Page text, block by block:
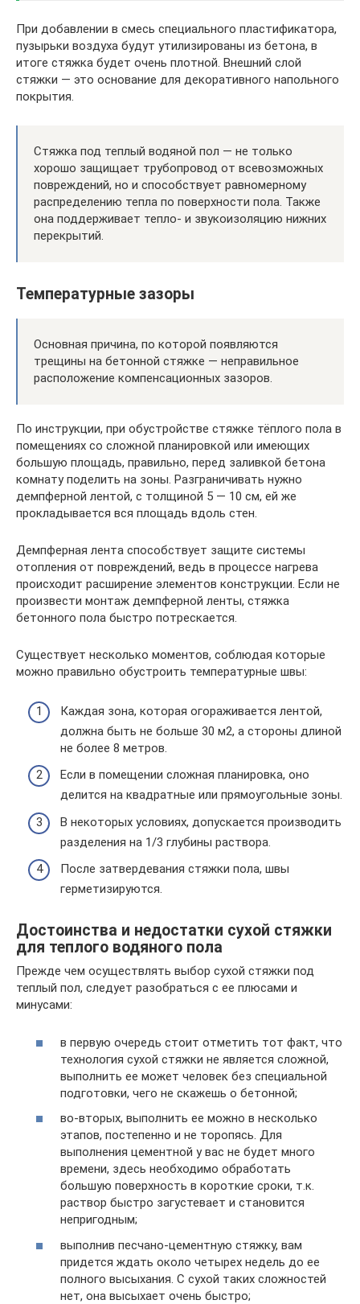
При добавлении в смесь специального пластификатора,
пузырьки воздуха будут утилизированы из бетона, в
итоге стяжка будет очень плотной. Внешний слой
стяжки — это основание для декоративного напольного
покрытия.
Стяжка под теплый водяной пол — не только
хорошо защищает трубопровод от всевозможных
повреждений, но и способствует равномерному
распределению тепла по поверхности пола. Также
она поддерживает тепло- и звукоизоляцию нижних
перекрытий.
Температурные зазоры
Основная причина, по которой появляются
трещины на бетонной стяжке — неправильное
расположение компенсационных зазоров.
По инструкции, при обустройстве стяжке тёплого пола в
помещениях со сложной планировкой или имеющих
большую площадь, правильно, перед заливкой бетона
комнату поделить на зоны. Разграничивать нужно
демпферной лентой, с толщиной 5 — 10 см, ей же
прокладывается вся площадь вдоль стен.
Демпферная лента способствует защите системы
отопления от повреждений, ведь в процессе нагрева
происходит расширение элементов конструкции. Если не
произвести монтаж демпферной ленты, стяжка
бетонного пола быстро потрескается.
Существует несколько моментов, соблюдая которые
можно правильно обустроить температурные швы:
Каждая зона, которая огораживается лентой,
должна быть не больше 30 м2, а стороны длиной
не более 8 метров.
Если в помещении сложная планировка, оно
делится на квадратные или прямоугольные зоны.
В некоторых условиях, допускается производить
разделения на 1/3 глубины раствора.
После затвердевания стяжки пола, швы
герметизируются.
Достоинства и недостатки сухой стяжки
для теплого водяного пола
Прежде чем осуществлять выбор сухой стяжки под
теплый пол, следует разобраться с ее плюсами и
минусами:
в первую очередь стоит отметить тот факт, что
технология сухой стяжки не является сложной,
выполнить ее может человек без специальной
подготовки, чего не скажешь о бетонной;
во-вторых, выполнить ее можно в несколько
этапов, постепенно и не торопясь. Для
выполнения цементной у вас не будет много
времени, здесь необходимо обработать
большую поверхность в короткие сроки, т.к.
раствор быстро загустевает и становится
непригодным;
выполнив песчано-цементную стяжку, вам
придется ждать около четырех недель до ее
полного высыхания. С сухой таких сложностей
нет, она высыхает очень быстро;